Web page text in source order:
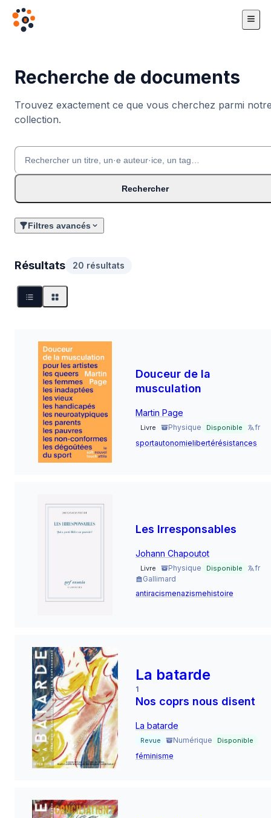
Recherche de documents
Trouvez exactement ce que vous cherchez parmi
collection.
Rechercher
Filtres avancés
Résultats 20 résultats
Douceur de la
musculation
Martin Page
Livre Physique Disponible
fr
sportautonomielibertérésistances
Les Irresponsables
Johann Chapoutot
Livre Physique Disponible
fr
Gallimard
antiracismenazismehistoire
La batarde
1
Nos coprs nous disent
La batarde
Revue Numérique Disponible
féminisme